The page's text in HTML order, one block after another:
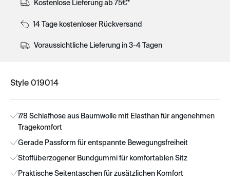
Kostenlose Lieferung ab 75€*
14 Tage kostenloser Rückversand
Voraussichtliche Lieferung in 3-4 Tagen
Style 019014
7/8 Schlafhose aus Baumwolle mit Elasthan für angenehmen
Tragekomfort
Gerade Passform für entspannte Bewegungsfreiheit
Stoffüberzogener Bundgummi für komfortablen Sitz
Praktische Seitentaschen für zusätzlichen Komfort